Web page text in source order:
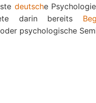
deutsche
darin bereits
oder psychologische